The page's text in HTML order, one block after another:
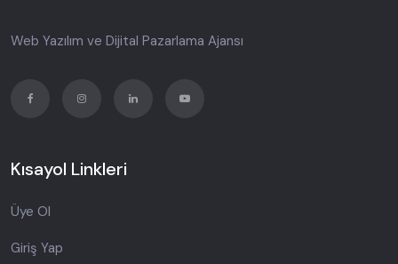
Web Yazılım ve Dijital Pazarlama Ajansı
Kısayol Linkleri
Üye Ol
Giriş Yap